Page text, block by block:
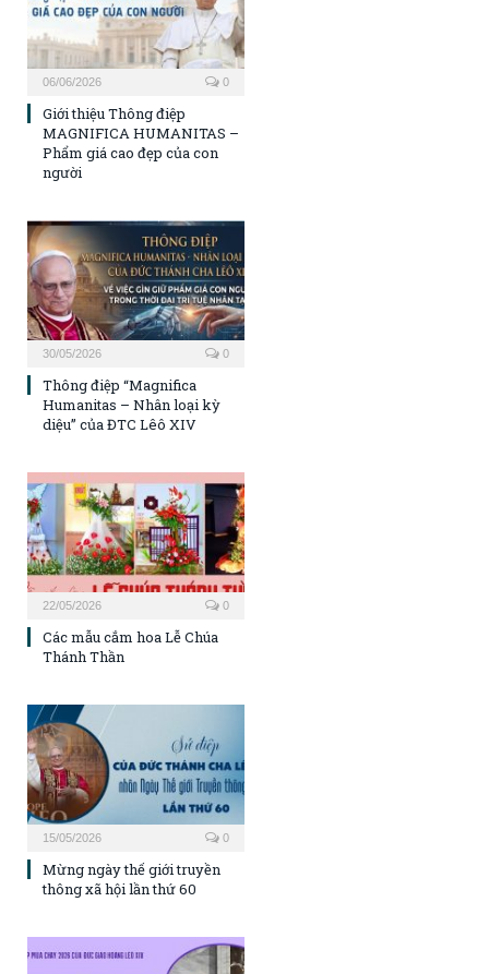
06/06/2026 0
Giới thiệu Thông điệp
MAGNIFICA HUMANITAS –
Phẩm giá cao đẹp của con
người
30/05/2026 0
Thông điệp “Magnifica
Humanitas – Nhân loại kỳ
diệu” của ĐTC Lêô XIV
22/05/2026 0
Các mẫu cắm hoa Lễ Chúa
Thánh Thần
15/05/2026 0
Mừng ngày thế giới truyền
thông xã hội lần thứ 60